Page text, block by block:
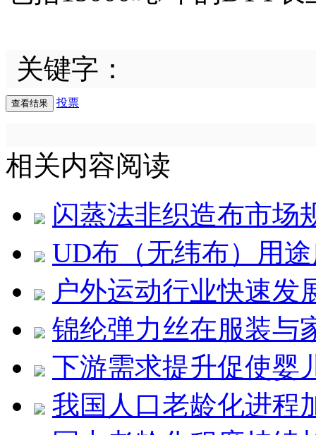
关键字：
投票
相关内容阅读
闪蒸法非织造布市场
UD布（无纬布）用
户外运动行业快速发
锦纶弹力丝在服装与
下游需求提升促使婴
我国人口老龄化进程